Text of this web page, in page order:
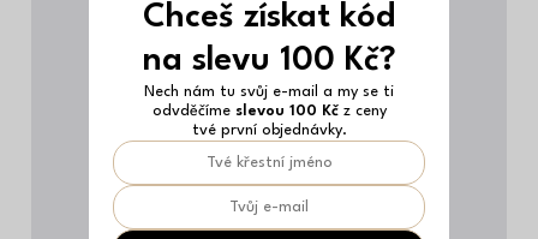
Chceš získat kód
na slevu 100 Kč?
Nech nám tu svůj e-mail a my se ti
odvděčíme slevou 100 Kčz ceny
tvé první objednávky.